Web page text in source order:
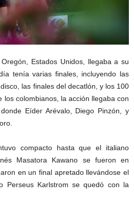
Estados Unidos, llegaba a su
tenía varias finales, incluyendo las
las finales del decatlón, y los 100
los colombianos, la acción llegaba con
Eíder Arévalo, Diego Pinzón, y
compacto hasta que el italiano
Masatora Kawano se fueron en
en un final apretado llevándose el
Perseus Karlstrom se quedó con la